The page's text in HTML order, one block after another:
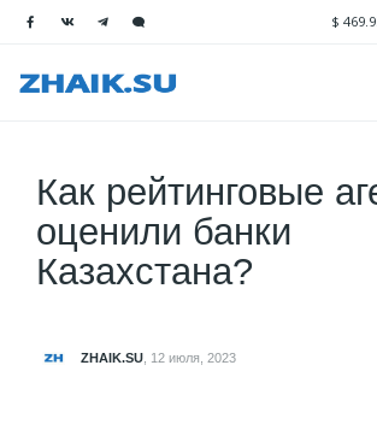
$
Как рейтинговые
оценили банки
Казахстана?
ZHAIK.SU 12 июля, 2023